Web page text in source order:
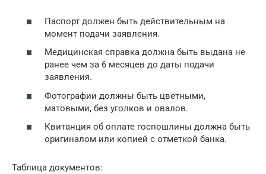
Паспорт должен быть действительным на
момент подачи заявления.
Медицинская справка должна быть выдана не
ранее чем за 6 месяцев до даты подачи
заявления.
Фотографии должны быть цветными,
матовыми, без уголков и овалов.
Квитанция об оплате госпошлины должна быть
оригиналом или копией с отметкой банка.
Таблица документов: